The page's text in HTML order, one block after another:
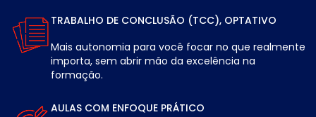
TRABALHO DE CONCLUSÃO (TCC), OPTATIVO
Mais autonomia para você focar no que realmente
importa, sem abrir mão da excelência na
formação.
AULAS COM ENFOQUE PRÁTICO